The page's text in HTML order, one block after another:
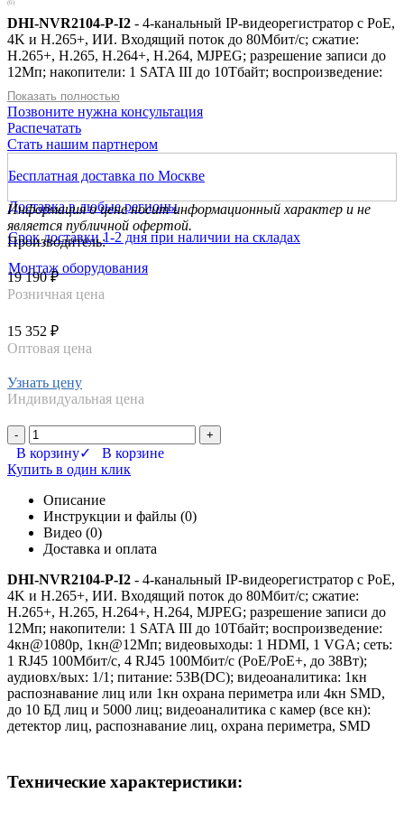
(0)
DHI-NVR2104-P-I2 - 4-канальный IP-видеорегистратор с PoE,
4K и H.265+, ИИ. Входящий поток до 80Мбит/с; сжатие:
H.265+, H.265, H.264+, H.264, MJPEG; разрешение записи до
12Мп; накопители: 1 SATA III до 10Тбайт; воспроизведение:
4кн@1080p, 1кн@12Мп; видеовыходы: 1 HDMI, 1 VGA; cеть:
1 RJ45 100Мбит/с, 4 RJ45 100Мбит/с (PoE/PoE+, до 38Вт);
aудиовх/вых: 1/1; питание: 53В(DC); видеоаналитика: 1кн
распознавание лиц или 1кн охрана периметра или 4кн SMD,
до 10 БД лиц и 5000 лиц; видеоаналитика с камер (все кн):
детектор лиц, распознавание лиц, охрана периметра, SMD
Показать полностью
Позвоните нужна консультация
Распечатать
Стать нашим партнером
Бесплатная доставка по Москве
Доставка в любые регионы
Срок доставки 1-2 дня при наличии на складах
Монтаж оборудования
Информация о цене носит информационный характер и не
является публичной офертой.
Производитель:
19 190 ₽
Розничная цена
15 352 ₽
Оптовая цена
Узнать цену
Индивидуальная цена
- +
В корзину✓ В корзине
Купить в один клик
Описание
Инструкции и файлы (0)
Видео (0)
Доставка и оплата
DHI-NVR2104-P-I2 - 4-канальный IP-видеорегистратор с PoE,
4K и H.265+, ИИ. Входящий поток до 80Мбит/с; сжатие:
H.265+, H.265, H.264+, H.264, MJPEG; разрешение записи до
12Мп; накопители: 1 SATA III до 10Тбайт; воспроизведение:
4кн@1080p, 1кн@12Мп; видеовыходы: 1 HDMI, 1 VGA; cеть:
1 RJ45 100Мбит/с, 4 RJ45 100Мбит/с (PoE/PoE+, до 38Вт);
aудиовх/вых: 1/1; питание: 53В(DC); видеоаналитика: 1кн
распознавание лиц или 1кн охрана периметра или 4кн SMD,
до 10 БД лиц и 5000 лиц; видеоаналитика с камер (все кн):
детектор лиц, распознавание лиц, охрана периметра, SMD
Технические характеристики: